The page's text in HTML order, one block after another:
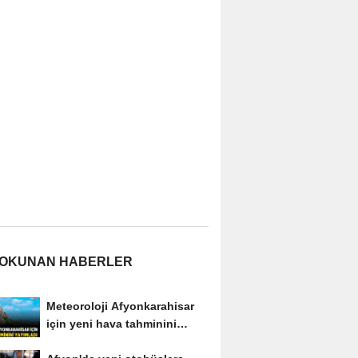
HABERLER
Meteoroloji Afyonkarahisar
için yeni hava tahminini